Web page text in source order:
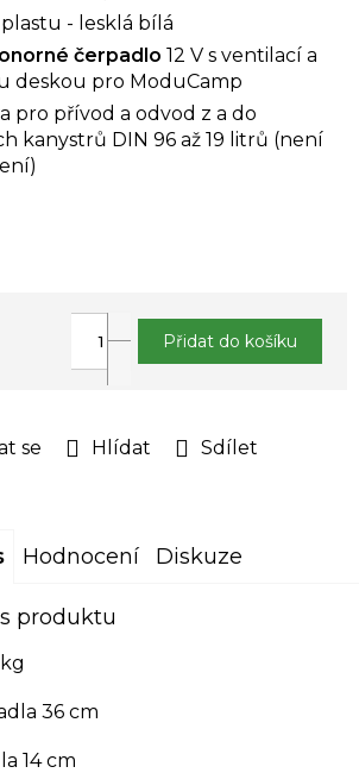
- lesklá bílá
čerpadlo 12 V s ventilací a
deskou pro ModuCamp
pro přívod a odvod z a do
kanystrů DIN 96 až 19 litrů (není
se Hlídat Sdílet
Přidat do košíku
Hodnocení Diskuze
produktu
36 cm
14 cm